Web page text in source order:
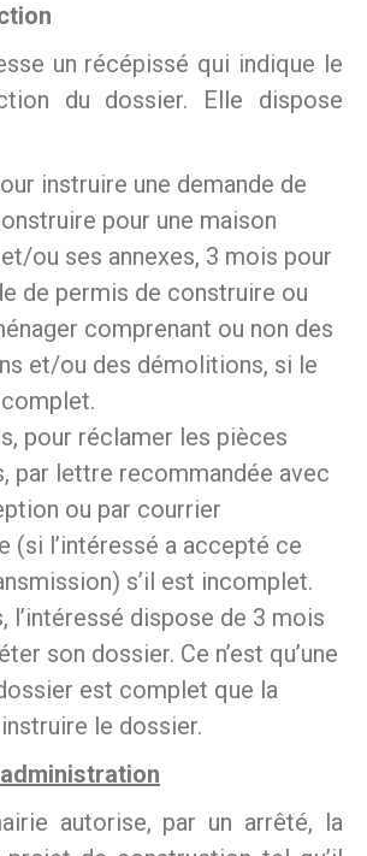
un récépissé qui indique le
du dossier. Elle dispose
instruire une demande de
pour une maison
ou ses annexes, 3 mois pour
de permis de construire ou
comprenant ou non des
et/ou des démolitions, si le
pour réclamer les pièces
par lettre recommandée avec
ou par courrier
(si l’intéressé a accepté ce
s’il est incomplet.
l’intéressé dispose de 3 mois
son dossier. Ce n’est qu’une
est complet que la
le dossier.
autorise, par un arrêté, la